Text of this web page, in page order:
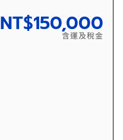
NT$150,000
含運及稅金